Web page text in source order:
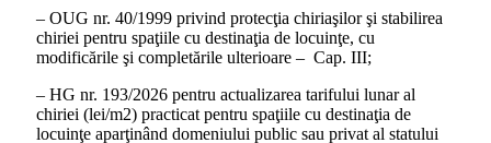
– OUG nr. 40/1999 privind protecţia chiriaşilor şi stabilirea
chiriei pentru spaţiile cu destinaţia de locuinţe, cu
modificările şi completările ulterioare – Cap. III;
– HG nr. 193/2026 pentru actualizarea tarifului lunar al
chiriei (lei/m2) practicat pentru spaţiile cu destinaţia de
locuinţe aparţinând domeniului public sau privat al statului